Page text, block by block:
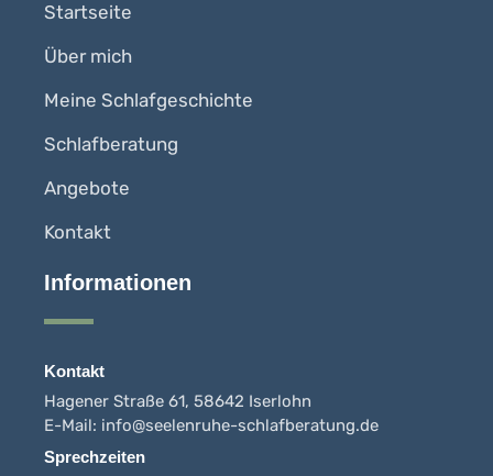
Startseite
Über mich
Meine Schlafgeschichte
Schlafberatung
Angebote
Kontakt
Informationen
Kontakt
Hagener Straße 61, 58642 Iserlohn
E-Mail: info@seelenruhe-schlafberatung.de
Sprechzeiten